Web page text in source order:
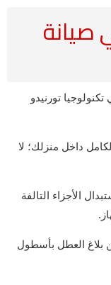
صيانة
تورنيدو
داخل منزلك؛ لا
الأجزاء التالفة
ساعة من بلاغ العطل بأسطول